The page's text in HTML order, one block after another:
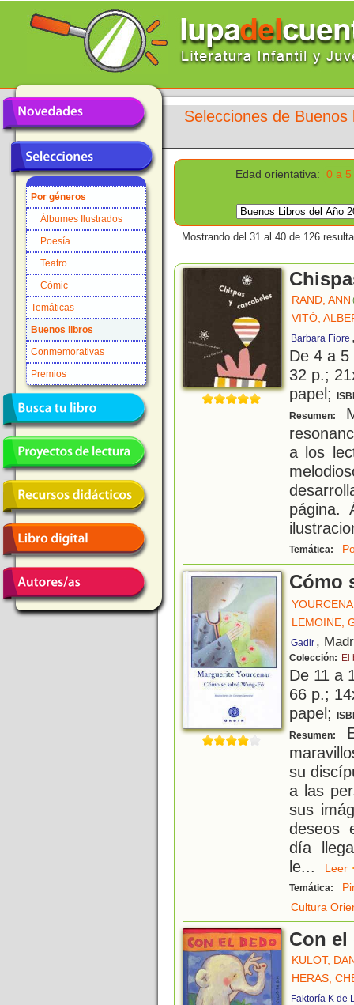
Por géneros
Álbumes Ilustrados
Poesía
Teatro
Cómic
Temáticas
Buenos libros
Conmemorativas
Premios
Selecciones de Buenos
Edad orientativa: 0 a 5
Mostrando del 31 al 40 de 126
RAND, ANN
VITÓ,
Barbara Fiore
De 4 a
32 p.;
papel;
Resumen:
a los
página.
Temática:
Cómo
LEMOINE,
Gadir ,
Colección: El
De 11 a
66 p.;
papel;
Resumen:
su
a las
sus
deseos
día
le...
Temática:
Cultura
Con el
KULOT,
HERAS,
Faktoría K de